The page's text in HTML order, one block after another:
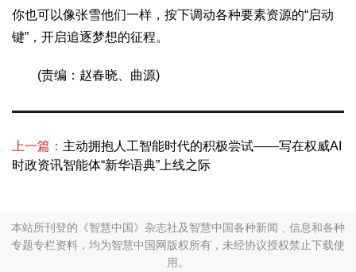
智慧城市
全景中国 智慧旅游 智慧教育
智慧环保
智慧会客厅 县域经济
成果展示
政策发布 视频播报 工程案例
康养智库
你也可以像张雪他们一样，按下调动各种要素资源的“启动
键”，开启追逐梦想的征程。
(责编：赵春晓、曲源)
上一篇： 主动拥抱人工智能时代的积极尝试——写在权威AI
时政资讯智能体“新华语典”上线之际
本站所刊登的《智慧中国》杂志社及智慧中国各种新闻﹑信息和各种
专题专栏资料，均为智慧中国网版权所有，未经协议授权禁止下载使
用。